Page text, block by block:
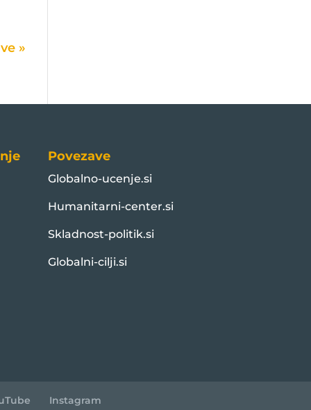
Povezave
Globalno-ucenje.si
Humanitarni-center.si
Skladnost-politik.si
Globalni-cilji.si
Instagram